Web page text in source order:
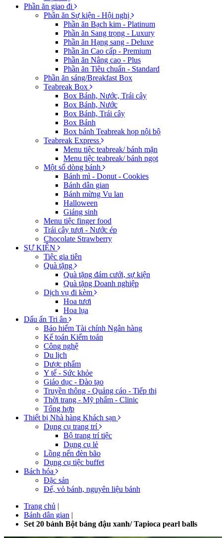
Phần ăn giao đi
Phần ăn Sự kiện - Hội nghị
Phần ăn Bạch kim - Platinum
Phần ăn Sang trọng - Luxury
Phần ăn Hạng sang - Deluxe
Phần ăn Cao cấp - Premium
Phần ăn Nâng cao - Plus
Phần ăn Tiêu chuẩn - Standard
Phần ăn sáng/Breakfast Box
Teabreak Box
Box Bánh, Nước, Trái cây
Box Bánh, Nước
Box Bánh, Trái cây
Box Bánh
Box bánh Teabreak họp nội bộ
Teabreak Express
Menu tiệc teabreak/ bánh mặn
Menu tiệc teabreak/ bánh ngọt
Một số dòng bánh
Bánh mì - Donut - Cookies
Bánh dân gian
Bánh mừng Vu lan
Halloween
Giáng sinh
Menu tiệc finger food
Trái cây tươi - Nước ép
Chocolate Strawberry
SỰ KIỆN
Tiệc gia tiên
Quà tặng
Quà tặng đám cưới, sự kiện
Quà tặng Doanh nghiệp
Dịch vụ đi kèm
Hoa tươi
Hoa lụa
Dấu ấn Tri ân
Bảo hiểm Tài chính Ngân hàng
Kế toán Kiểm toán
Công nghệ
Du lịch
Dược phẩm
Y tế - Sức khỏe
Giáo dục - Đào tạo
Truyền thông - Quảng cáo - Tiếp thị
Thời trang - Mỹ phẩm - Clinic
Tổng hợp
Thiết bị Nhà hàng Khách sạn
Dụng cụ trang trí
Bộ trang trí tiệc
Dụng cụ lẻ
Lồng nến đèn bão
Dụng cụ tiệc buffet
Bách hóa
Đặc sản
Đế, vỏ bánh, nguyên liệu bánh
Trang chủ |
Bánh dân gian |
Set 20 bánh Bột báng đậu xanh/ Tapioca pearl balls